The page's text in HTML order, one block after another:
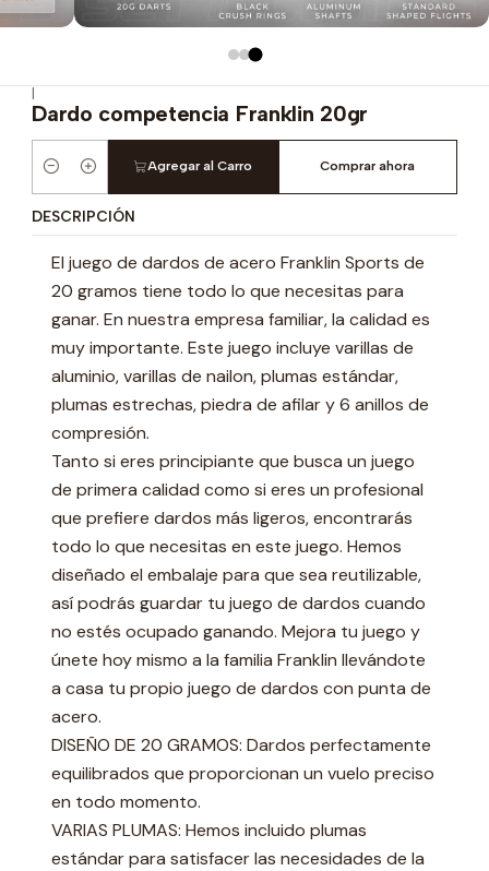
|
Dardo competencia Franklin 20gr
Cantidad
Agregar al Carro Comprar ahora
DESCRIPCIÓN
El juego de dardos de acero Franklin Sports de
20 gramos tiene todo lo que necesitas para
ganar. En nuestra empresa familiar, la calidad es
muy importante. Este juego incluye varillas de
aluminio, varillas de nailon, plumas estándar,
plumas estrechas, piedra de afilar y 6 anillos de
compresión.
Tanto si eres principiante que busca un juego
de primera calidad como si eres un profesional
que prefiere dardos más ligeros, encontrarás
todo lo que necesitas en este juego. Hemos
diseñado el embalaje para que sea reutilizable,
así podrás guardar tu juego de dardos cuando
no estés ocupado ganando. Mejora tu juego y
únete hoy mismo a la familia Franklin llevándote
a casa tu propio juego de dardos con punta de
acero.
DISEÑO DE 20 GRAMOS: Dardos perfectamente
equilibrados que proporcionan un vuelo preciso
en todo momento.
VARIAS PLUMAS: Hemos incluido plumas
estándar para satisfacer las necesidades de la